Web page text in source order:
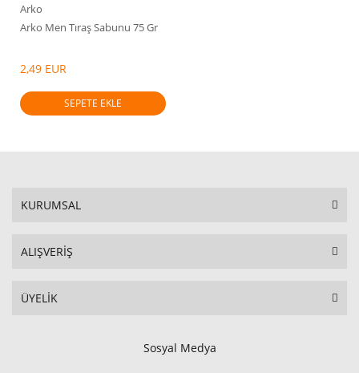
Arko
Arko Men Tıraş Sabunu 75 Gr
2,49 EUR
SEPETE EKLE
KURUMSAL
ALIŞVERİŞ
ÜYELİK
Sosyal Medya